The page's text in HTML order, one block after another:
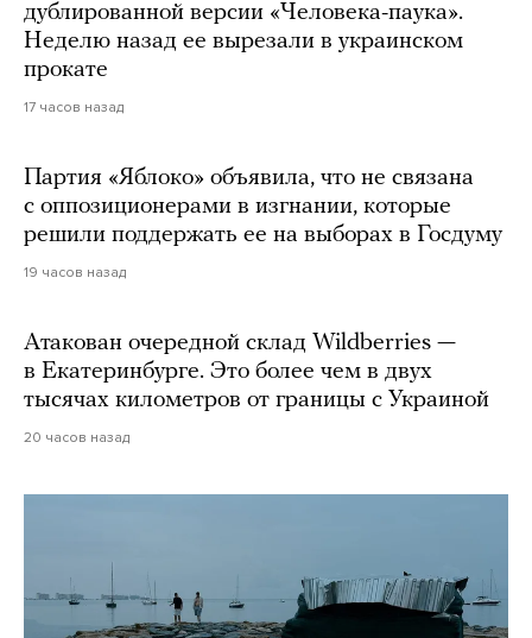
дублированной версии «Человека-паука».
Неделю назад ее вырезали в украинском
прокате
17 часов назад
Партия «Яблоко» объявила, что не связана
с оппозиционерами в изгнании, которые
решили поддержать ее на выборах в Госдуму
19 часов назад
Атакован очередной склад Wildberries —
в Екатеринбурге. Это более чем в двух
тысячах километров от границы с Украиной
20 часов назад